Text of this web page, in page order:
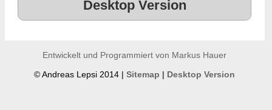
Entwickelt und Programmiert von Markus Hauer
© Andreas Lepsi 2014 |Sitemap | Desktop Version